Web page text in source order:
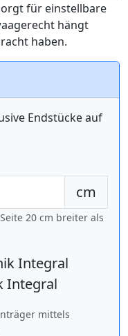
für einstellbare
hängt
haben.
Endstücke auf
cm
20 cm breiter als
Integral
Integral
mittels